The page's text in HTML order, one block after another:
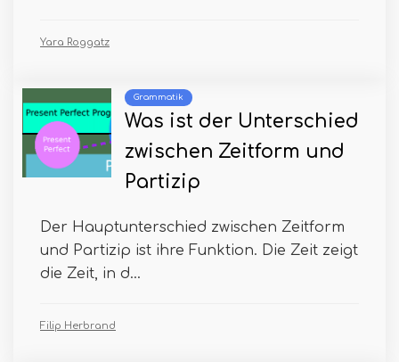
Yara Roggatz
Grammatik
Was ist der Unterschied
zwischen Zeitform und
Partizip
Der Hauptunterschied zwischen Zeitform
und Partizip ist ihre Funktion. Die Zeit zeigt
die Zeit, in d...
Filip Herbrand